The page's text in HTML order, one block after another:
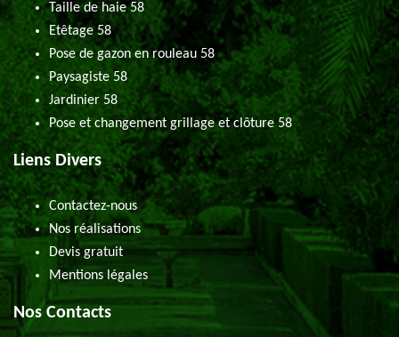
Taille de haie 58
Etêtage 58
Pose de gazon en rouleau 58
Paysagiste 58
Jardinier 58
Pose et changement grillage et clôture 58
Liens Divers
Contactez-nous
Nos réalisations
Devis gratuit
Mentions légales
Nos Contacts